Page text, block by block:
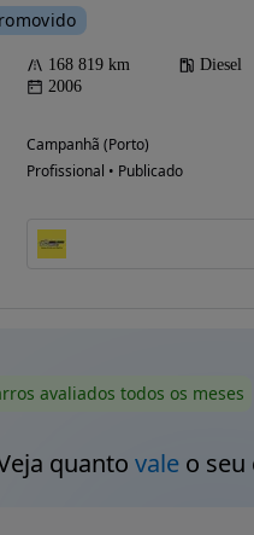
168 819 km Diesel
2006
Campanhã (Porto)
Profissional • Publicado
avaliados todos os meses
quanto valeo seu